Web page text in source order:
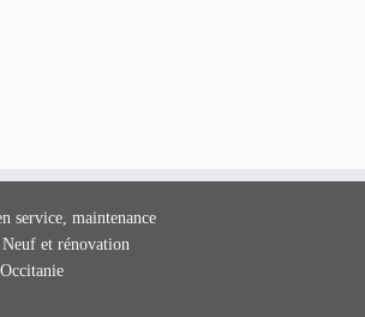
service, maintenance
et rénovation